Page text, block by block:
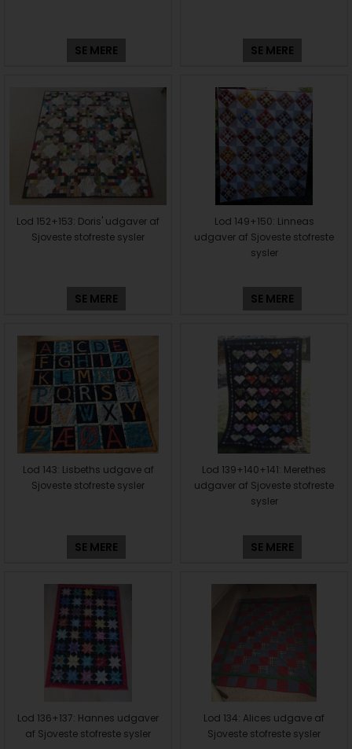
SE MERE SE MERE
Lod 152+153: Doris' udgaver af
Sjoveste stofreste sysler
SE MERE
Lod 149+150: Linneas
udgaver af Sjoveste stofreste
sysler
SE MERE
Lod 143: Lisbeths udgave af
Sjoveste stofreste sysler
SE MERE
Lod 139+140+141: Merethes
udgaver af Sjoveste stofreste
sysler
SE MERE
Lod 136+137: Hannes udgaver
af Sjoveste stofreste sysler
Lod 134: Alices udgave af
Sjoveste stofreste sysler